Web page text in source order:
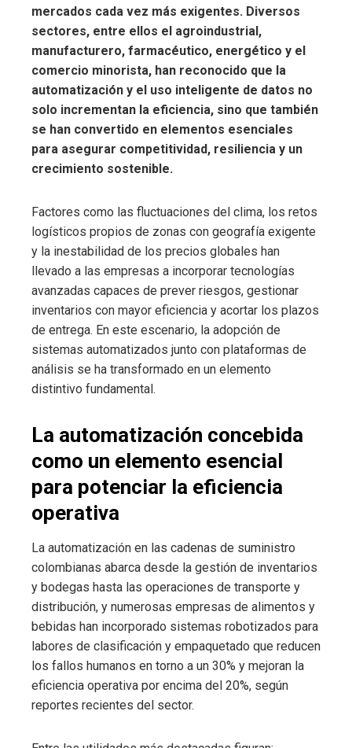
mercados cada vez más exigentes. Diversos
sectores, entre ellos el agroindustrial,
manufacturero, farmacéutico, energético y el
comercio minorista, han reconocido que la
automatización y el uso inteligente de datos no
solo incrementan la eficiencia, sino que también
se han convertido en elementos esenciales
para asegurar competitividad, resiliencia y un
crecimiento sostenible.
Factores como las fluctuaciones del clima, los retos
logísticos propios de zonas con geografía exigente
y la inestabilidad de los precios globales han
llevado a las empresas a incorporar tecnologías
avanzadas capaces de prever riesgos, gestionar
inventarios con mayor eficiencia y acortar los plazos
de entrega. En este escenario, la adopción de
sistemas automatizados junto con plataformas de
análisis se ha transformado en un elemento
distintivo fundamental.
La automatización concebida
como un elemento esencial
para potenciar la eficiencia
operativa
La automatización en las cadenas de suministro
colombianas abarca desde la gestión de inventarios
y bodegas hasta las operaciones de transporte y
distribución, y numerosas empresas de alimentos y
bebidas han incorporado sistemas robotizados para
labores de clasificación y empaquetado que reducen
los fallos humanos en torno a un 30% y mejoran la
eficiencia operativa por encima del 20%, según
reportes recientes del sector.